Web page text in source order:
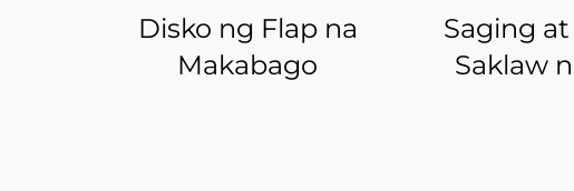
Disko ng Flap na
Makabago
Saging
Saklaw